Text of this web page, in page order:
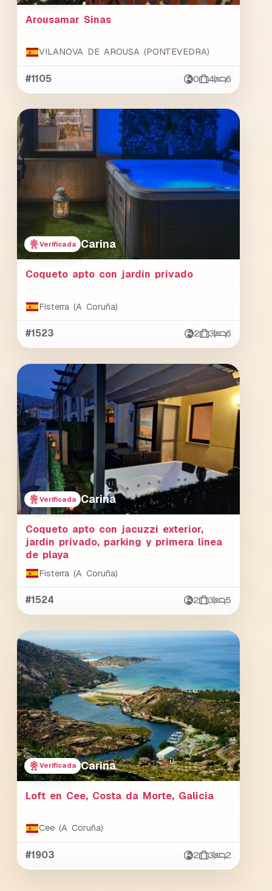
Arousamar Sinas
VILANOVA DE AROUSA (PONTEVEDRA)
#1105 0 4 6
Verificada Carina
Coqueto apto con jardín privado
Fisterra (A Coruña)
#1523 2 3 6
Verificada Carina
Coqueto apto con jacuzzi exterior,
jardín privado, parking y primera linea
de playa
Fisterra (A Coruña)
#1524 2 3 5
Verificada Carina
Loft en Cee, Costa da Morte, Galicia
Cee (A Coruña)
#1903 2 3 2